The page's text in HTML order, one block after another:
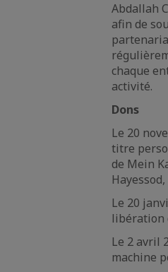
Abdallah
afin de
chaque
activité.
Dons
Le 20
titre
de Mein
Le 20
libération
Le 2 avril
machine